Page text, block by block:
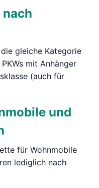
die gleiche Kategorie
mit Anhänger
(auch für
und
für Wohnmobile
lediglich nach